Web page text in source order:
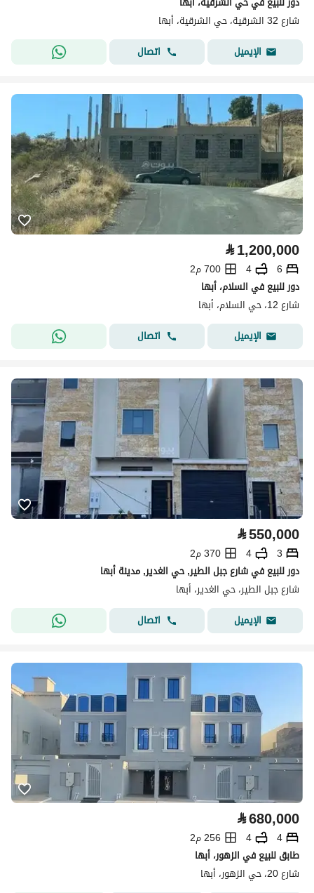
شارع 32 الشرقية، حي الشرقية، أبها
الإيميل
اتصال
⃁1,200,000
6
4
700 م2
دور للبيع في السلام، أبها
شارع 12، حي السلام، أبها
الإيميل
اتصال
⃁550,000
3
4
370 م2
دور للبيع في شارع جبل الطير, حي الغدير, مدينة أبها
شارع جبل الطير، حي الغدير، أبها
الإيميل
اتصال
⃁680,000
4
4
256 م2
طابق للبيع في الزهور، أبها
شارع 20، حي الزهور، أبها